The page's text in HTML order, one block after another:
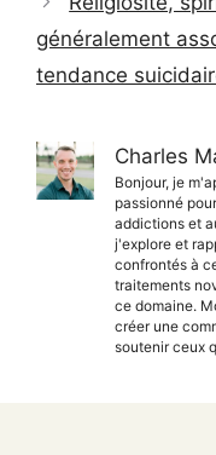
généralement
tendance
Charles
Bonjour, je
passionné
addictions et
j'explore et
confrontés à
traitements
ce domaine.
créer une
soutenir ceux